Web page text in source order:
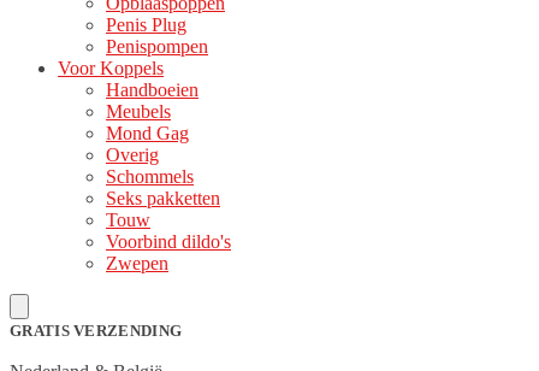
Penis Plug
Penispompen
Voor Koppels
Handboeien
Meubels
Mond Gag
Overig
Schommels
Seks pakketten
Touw
Voorbind dildo's
Zwepen
GRATIS VERZENDING